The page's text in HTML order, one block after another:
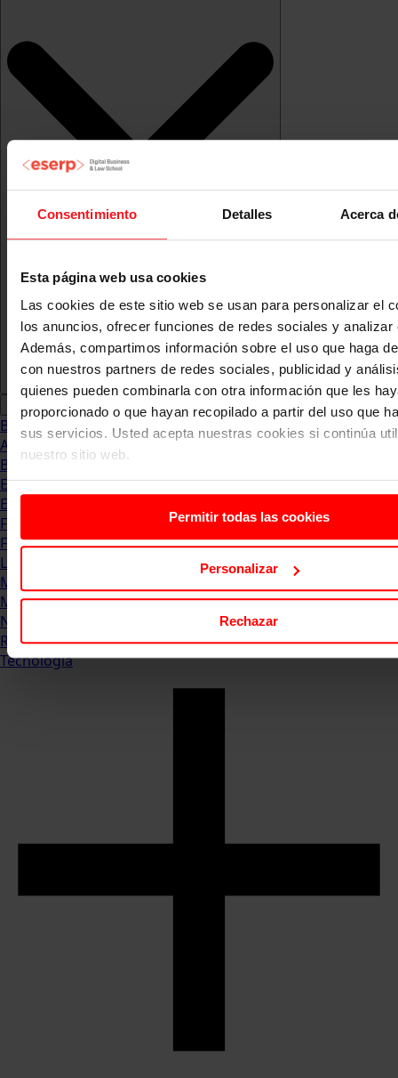
Consentimiento Detalles Acerca
Esta página web usa cookies
Las cookies de este sitio web se usan para personalizar el
los anuncios, ofrecer funciones de redes sociales y analizar
Además, compartimos información sobre el uso que haga
con nuestros partners de redes sociales, publicidad y
quienes pueden combinarla con otra información que les
proporcionado o que hayan recopilado a partir del uso que
sus servicios. Usted acepta nuestras cookies si continúa
nuestro sitio web.
Permitir todas las cookies
Personalizar
Rechazar
Blog
Abogacia
Business
Empleo & Emprendimiento
Empresas
Finanzas
Formación & Estudios
Luxury
Management
Marketing & Comunicación
Negocios
Recursos Humanos
Tecnología